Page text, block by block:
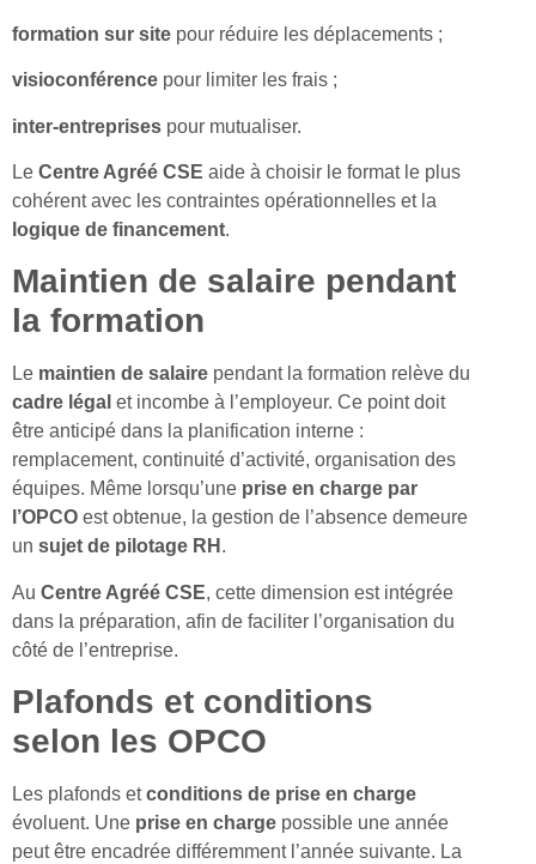
formation sur site pour réduire les déplacements ;
visioconférence pour limiter les frais ;
inter-entreprises pour mutualiser.
Le Centre Agréé CSE aide à choisir le format le plus
cohérent avec les contraintes opérationnelles et la
logique de financement.
Maintien de salaire pendant
la formation
Le maintien de salaire pendant la formation relève du
cadre légal et incombe à l’employeur. Ce point doit
être anticipé dans la planification interne :
remplacement, continuité d’activité, organisation des
équipes. Même lorsqu’une prise en charge par
l’OPCO est obtenue, la gestion de l’absence demeure
un sujet de pilotage RH .
Au Centre Agréé CSE, cette dimension est intégrée
dans la préparation, afin de faciliter l’organisation du
côté de l’entreprise.
Plafonds et conditions
selon les OPCO
Les plafonds etconditions de prise en charge
évoluent. Une prise en charge possible une année
peut être encadrée différemment l’année suivante. La